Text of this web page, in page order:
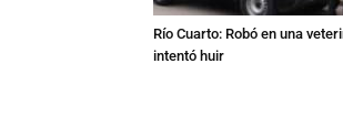
Río Cuarto: Robó en una
intentó huir